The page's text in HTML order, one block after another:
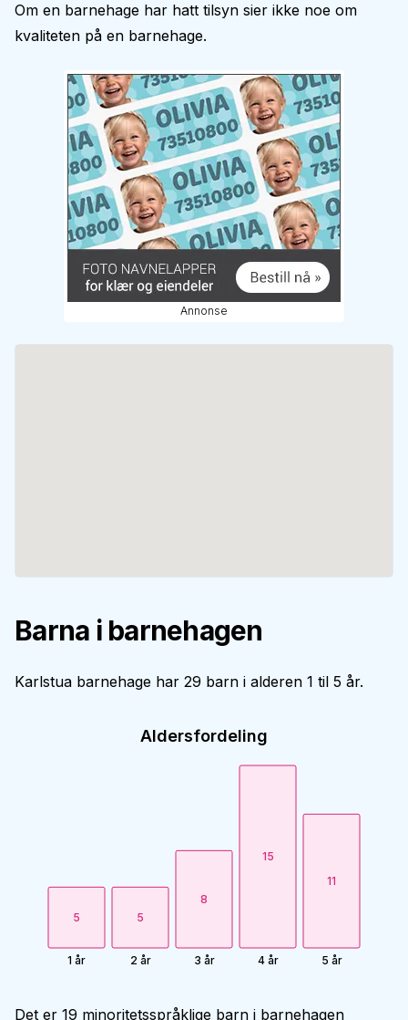
Om en barnehage har hatt tilsyn sier ikke noe om
kvaliteten på en barnehage.
Annonse
Barna i barnehagen
Karlstua barnehage har 29 barn i alderen 1 til 5 år.
Aldersfordeling
5
1 år
5
2 år
8
3 år
15
4 år
11
5 år
Det er 19 minoritetsspråklige barn i barnehagen